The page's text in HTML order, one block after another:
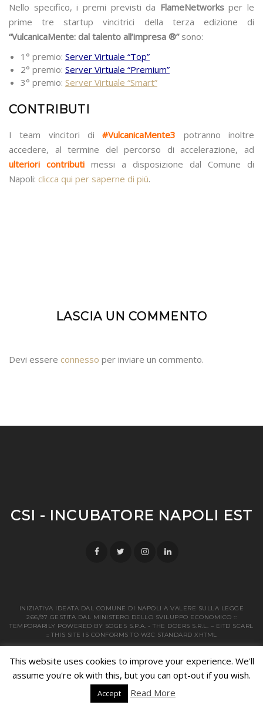
Nello specifico, i premi previsti da FlameNetworksper le
prime tre startup vincitrici della terza edizione di
“VulcanicaMente: dal talento all’impresa ®”sono:
1° premio: Server Virtuale “Top”
2° premio: Server Virtuale “Premium”
3° premio: Server Virtuale “Smart”
CONTRIBUTI
I team vincitori di#VulcanicaMente3 potranno inoltre
accedere, al termine del percorso di accelerazione, ad
ulteriori contributi messi a disposizione dal Comune di
Napoli: clicca qui per saperne di più.
LASCIA UN COMMENTO
Devi essere connesso per inviare un commento.
CSI - INCUBATORE NAPOLI EST
INIZIATIVA IDEATA DAL COMUNE DI NAPOLI A VALERE SULLA LEGGE
266/97 GESTITA DAL MINISTERO DELLO SVILUPPO ECONOMICO ::
TEMPORARILY POWERED BY SOGES S.P.A. - THE DOERS S.R.L. – EITD SCARL
:: THIS SITE IS CONFORMS TO W3C STANDARD XHTML
This website uses cookies to improve your experience. We'll
assume you're ok with this, but you can opt-out if you wish.
Accept Read More